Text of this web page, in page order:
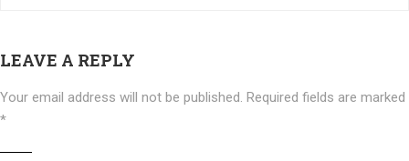
LEAVE A REPLY
Your email address will not be published. Required fields are marked
*